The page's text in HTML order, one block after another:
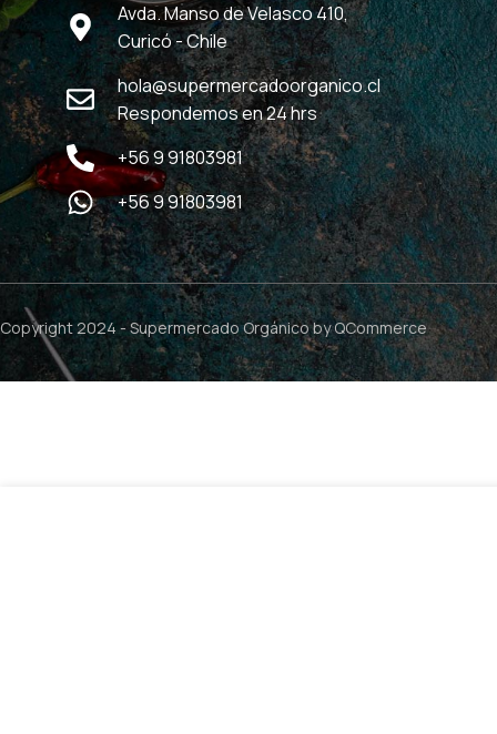
Avda. Manso de Velasco 410,
Curicó - Chile
hola@supermercadoorganico.cl
Respondemos en 24 hrs
+56 9 91803981
+56 9 91803981
Copyright 2024 -Supermercado Orgánicoby QCommerce